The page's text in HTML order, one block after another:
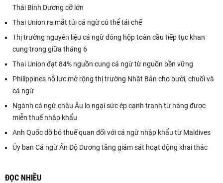
Thái Bình Dương cỡ lớn
Thai Union ra mắt túi cá ngừ có thể tái chế
Thị trường nguyên liệu cá ngừ đóng hộp toàn cầu tiếp tục khan
cung trong giữa tháng 6
Thai Union đạt 84% nguồn cung cá ngừ từ nguồn bền vững
Philippines nỗ lực mở rộng thị trường Nhật Bản cho bưởi, chuối và
cá ngừ
Ngành cá ngừ châu Âu lo ngại sức ép cạnh tranh từ hàng được
miễn thuế nhập khẩu
Anh Quốc dỡ bỏ thuế quan đối với cá ngừ nhập khẩu từ Maldives
Ủy ban Cá ngừ Ấn Độ Dương tăng giám sát hoạt động khai thác
ĐỌC NHIỀU